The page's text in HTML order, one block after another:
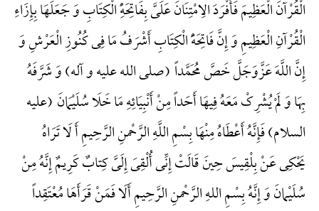
الْقُرْآنَ الْعَظِیمَ فَأَفْرَدَ الِامْتِنَانَ عَلَیَّ بِفَاتِحَهًِْ الْکِتَابِ وَ جَعَلَهَا بِإِزَاءِ
الْقُرْآنِ الْعَظِیمِ وَ إِنَّ فَاتِحَهًَْ الْکِتَابِ أَشْرَفُ مَا فِی کُنُوزِ الْعَرْشِ وَ
إِنَّ اللَّهَ عَزَّوَجَلَّ خَصَّ مُحَمَّداً (صلی الله علیه و آله) وَ شَرَّفَهُ
بِهَا وَ لَمْ یُشْرِکْ مَعَهُ فِیهَا أَحَداً مِنْ أَنْبِیَائِهِ مَا خَلَا سُلَیْمَانَ (علیه
السلام) فَإِنَّهُ أَعْطَاهُ مِنْهَا بِسْمِ اللَّهِ الرَّحْمنِ الرَّحِیمِ أَ لَا تَرَاهُ
یَحْکِی عَنْ بِلْقِیسَ حِینَ قَالَتْ إِنِّی أُلْقِیَ إِلَیَّ کِتابٌ کَرِیمٌ إِنَّهُ مِنْ
سُلَیْمانَ وَ إِنَّهُ بِسْمِ اللهِ الرَّحْمنِ الرَّحِیمِ أَلَا فَمَنْ قَرَأَهَا مُعْتَقِداً